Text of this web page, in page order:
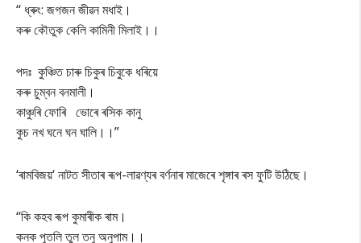
‘‘ ধ্ৰুং: জগজন জীৱন মধাই।
কৰু কৌতুক কেলি কামিনী মিলাই।।
পদঃ কুঞ্চিত চাৰু চিকুৰ চিবুকে ধৰিয়ে
কৰু চুম্বন বনমালী।
কাঞ্চুৰি ফোৰি ভোৰে ৰসিক কানু
কুচ নখ ঘনে ঘন ঘালি।।”
‘ৰামবিজয়‘নাটত সীতাৰ ৰূপ-লাৱণ্যৰ বৰ্ণনাৰ মাজেৰে শৃঙ্গাৰ ৰস ফুটি উঠিছে।
‘‘কি কহব ৰূপ কুমাৰীক ৰাম।
কনক পুতলি তুল তনু অনুপাম।।